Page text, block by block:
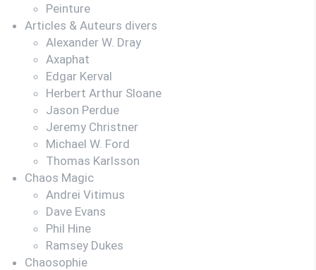
Peinture
Articles & Auteurs divers
Alexander W. Dray
Axaphat
Edgar Kerval
Herbert Arthur Sloane
Jason Perdue
Jeremy Christner
Michael W. Ford
Thomas Karlsson
Chaos Magic
Andrei Vitimus
Dave Evans
Phil Hine
Ramsey Dukes
Chaosophie